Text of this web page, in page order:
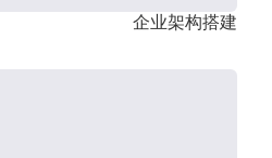
企业架构搭建